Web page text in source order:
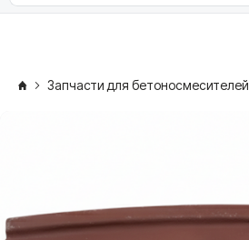
Запчасти для бетоносмесителей